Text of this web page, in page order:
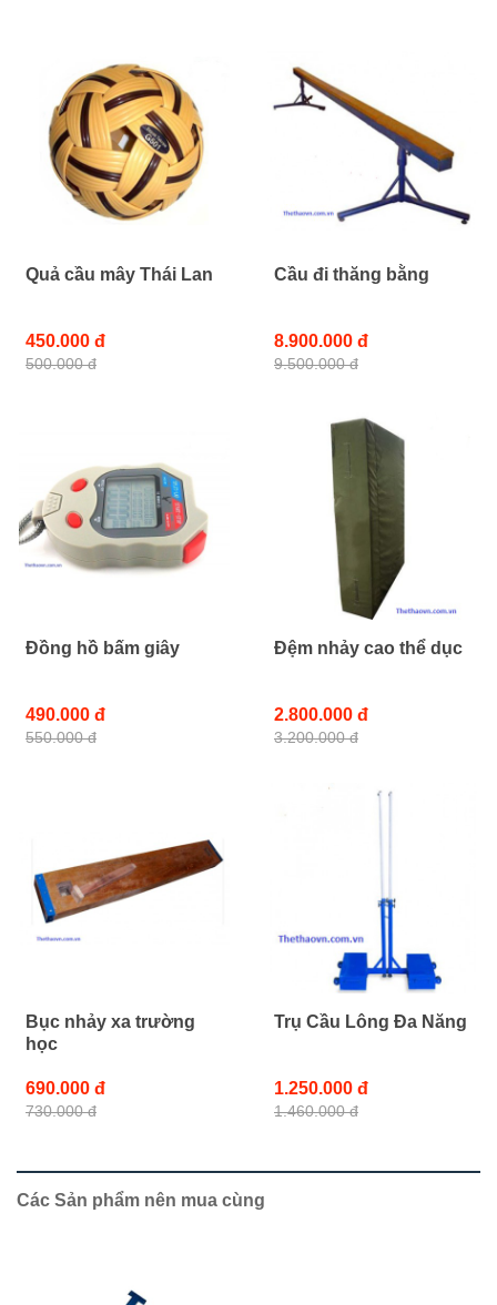
Quả cầu mây Thái Lan
450.000 đ
500.000 đ
Cầu đi thăng bằng
8.900.000 đ
9.500.000 đ
Đồng hồ bấm giây
490.000 đ
550.000 đ
Đệm nhảy cao thể dục
2.800.000 đ
3.200.000 đ
Bục nhảy xa trường
học
690.000 đ
730.000 đ
Trụ Cầu Lông Đa Năng
1.250.000 đ
1.460.000 đ
Các Sản phẩm nên mua cùng